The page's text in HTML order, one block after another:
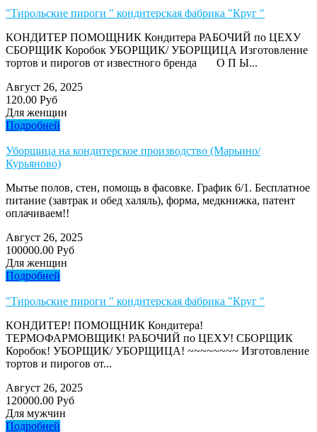
"Тирольские пироги " кондитерская фабрика "Круг "
КОНДИТЕР ПОМОЩНИК Кондитера РАБОЧИЙ по ЦЕХУ
СБОРЩИК Коробок УБОРЩИК/ УБОРЩИЦА Изготовление
тортов и пирогов от известного бренда О П Ы...
Август 26, 2025
120.00 Руб
Для женщин
Подробней
Уборщица на кондитерское производство (Марьино/
Курьяново)
Мытье полов, стен, помощь в фасовке. График 6/1. Бесплатное
питание (завтрак и обед халяль), форма, медкнижка, патент
оплачиваем!!
Август 26, 2025
100000.00 Руб
Для женщин
Подробней
"Тирольские пироги " кондитерская фабрика "Круг "
КОНДИТЕР! ПОМОЩНИК Кондитера!
ТЕРМОФАРМОВЩИК! РАБОЧИЙ по ЦЕХУ! СБОРЩИК
Коробок! УБОРЩИК/ УБОРЩИЦА! ~~~~~~~~ Изготовление
тортов и пирогов от...
Август 26, 2025
120000.00 Руб
Для мужчин
Подробней